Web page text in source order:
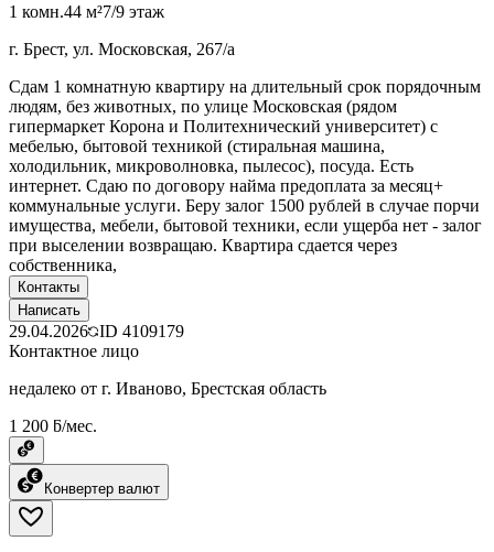
1 комн.44 м²7/9 этаж
г. Брест, ул. Московская, 267/а
Сдам 1 комнатную квартиру на длительный срок порядочным
людям, без животных, по улице Московская (рядом
гипермаркет Корона и Политехнический университет) с
мебелью, бытовой техникой (стиральная машина,
холодильник, микроволновка, пылесос), посуда. Есть
интернет. Сдаю по договору найма предоплата за месяц+
коммунальные услуги. Беру залог 1500 рублей в случае порчи
имущества, мебели, бытовой техники, если ущерба нет - залог
при выселении возвращаю. Квартира сдается через
собственника,
Контакты
Написать
29.04.2026 ID 4109179
Контактное лицо
недалеко от г. Иваново, Брестская область
1 200 ƃ/мес.
Конвертер валют